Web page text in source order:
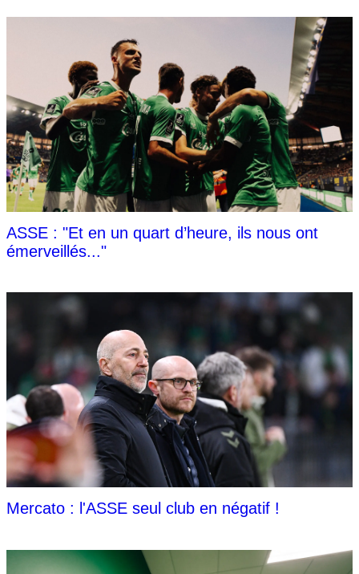
ASSE : "Et en un quart d’heure, ils nous ont
émerveillés..."
Mercato : l'ASSE seul club en négatif !